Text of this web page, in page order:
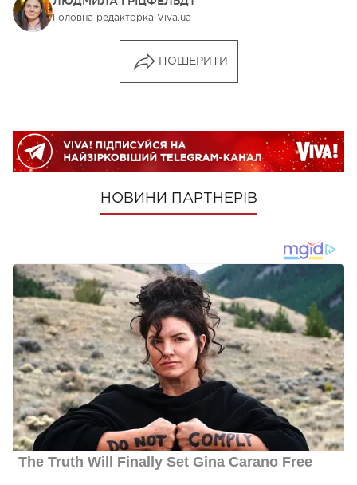
Головна редакторка Viva.ua
ПОШЕРИТИ
НОВИНИ ПАРТНЕРІВ